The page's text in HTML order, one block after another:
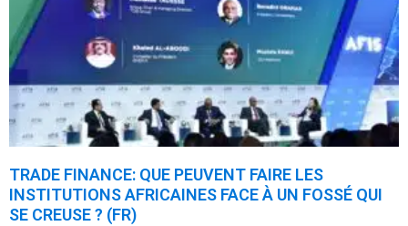
TRADE FINANCE: QUE PEUVENT FAIRE LES
INSTITUTIONS AFRICAINES FACE À UN FOSSÉ QUI
SE CREUSE ? (FR)